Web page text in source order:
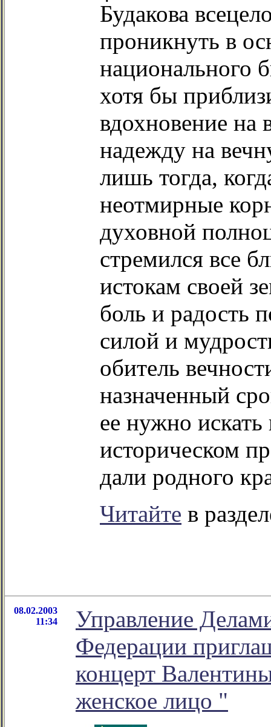
Будакова
проникнуть в
национального
хотя бы
вдохновение на
надежду на
лишь тогда,
неотмирные
духовной
стремился все
истокам своей
боль и радость
силой и
обитель
назначенный
ее нужно
историческом
дали родного
Читайте в
08.02.2003
11:34
Управление
Федерации
концерт
женское лицо "